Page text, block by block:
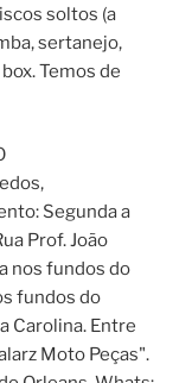
soltos (a
sertanejo,
Temos de
Segunda a
Prof. João
nos fundos do
fundos do
Carolina. Entre
Moto Peças".